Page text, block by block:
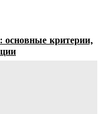
критерии,